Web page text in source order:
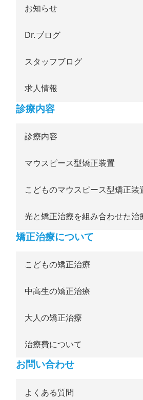
お知らせ
Dr.ブログ
スタッフブログ
求人情報
診療内容
診療内容
マウスピース型矯正装置
こどものマウスピース型矯正装
光と矯正治療を組み合わせた治
矯正治療について
こどもの矯正治療
中高生の矯正治療
大人の矯正治療
治療費について
お問い合わせ
よくある質問